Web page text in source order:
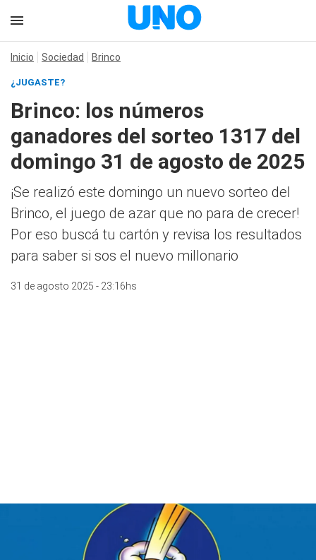
Inicio Sociedad Brinco
¿JUGASTE?
Brinco: los números
ganadores del sorteo 1317 del
domingo 31 de agosto de 2025
¡Se realizó este domingo un nuevo sorteo del
Brinco, el juego de azar que no para de crecer!
Por eso buscá tu cartón y revisa los resultados
para saber si sos el nuevo millonario
31 de agosto 2025 - 23:16hs